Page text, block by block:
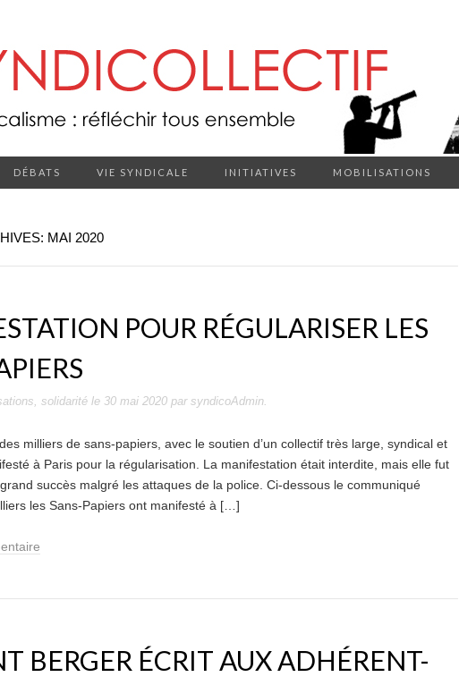
DÉBATS VIE SYNDICALE INITIATIVES MOBILISATIONS
MAI 2020
POUR RÉGULARISER LES
, solidarité le 30 mai 2020 par syndicoAdmin.
milliers de sans-papiers, avec le soutien d’un collectif très large, syndical et
à Paris pour la régularisation. La manifestation était interdite, mais elle fut
succès malgré les attaques de la police. Ci-dessous le communiqué
les Sans-Papiers ont manifesté à […]
BERGER ÉCRIT AUX ADHÉRENT-